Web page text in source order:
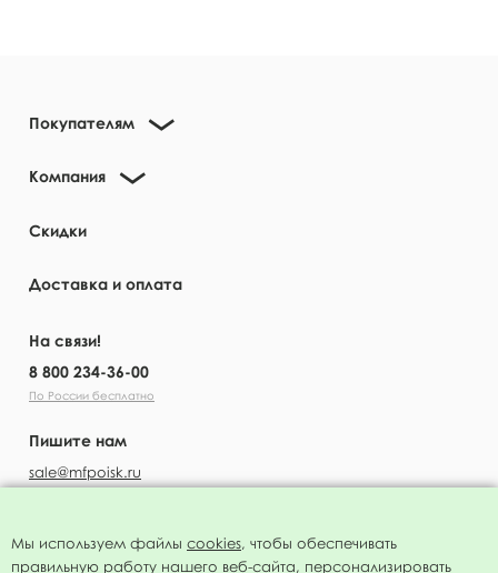
Покупателям
Компания
Скидки
Доставка и оплата
На связи!
8 800 234-36-00
По России бесплатно
Пишите нам
sale@mfpoisk.ru
УЗНАВАЙТЕ ПЕРВЫМИ О НОВОСТЯХ
Мы используем файлы cookies, чтобы обеспечивать
правильную работу нашего веб-сайта, персонализировать